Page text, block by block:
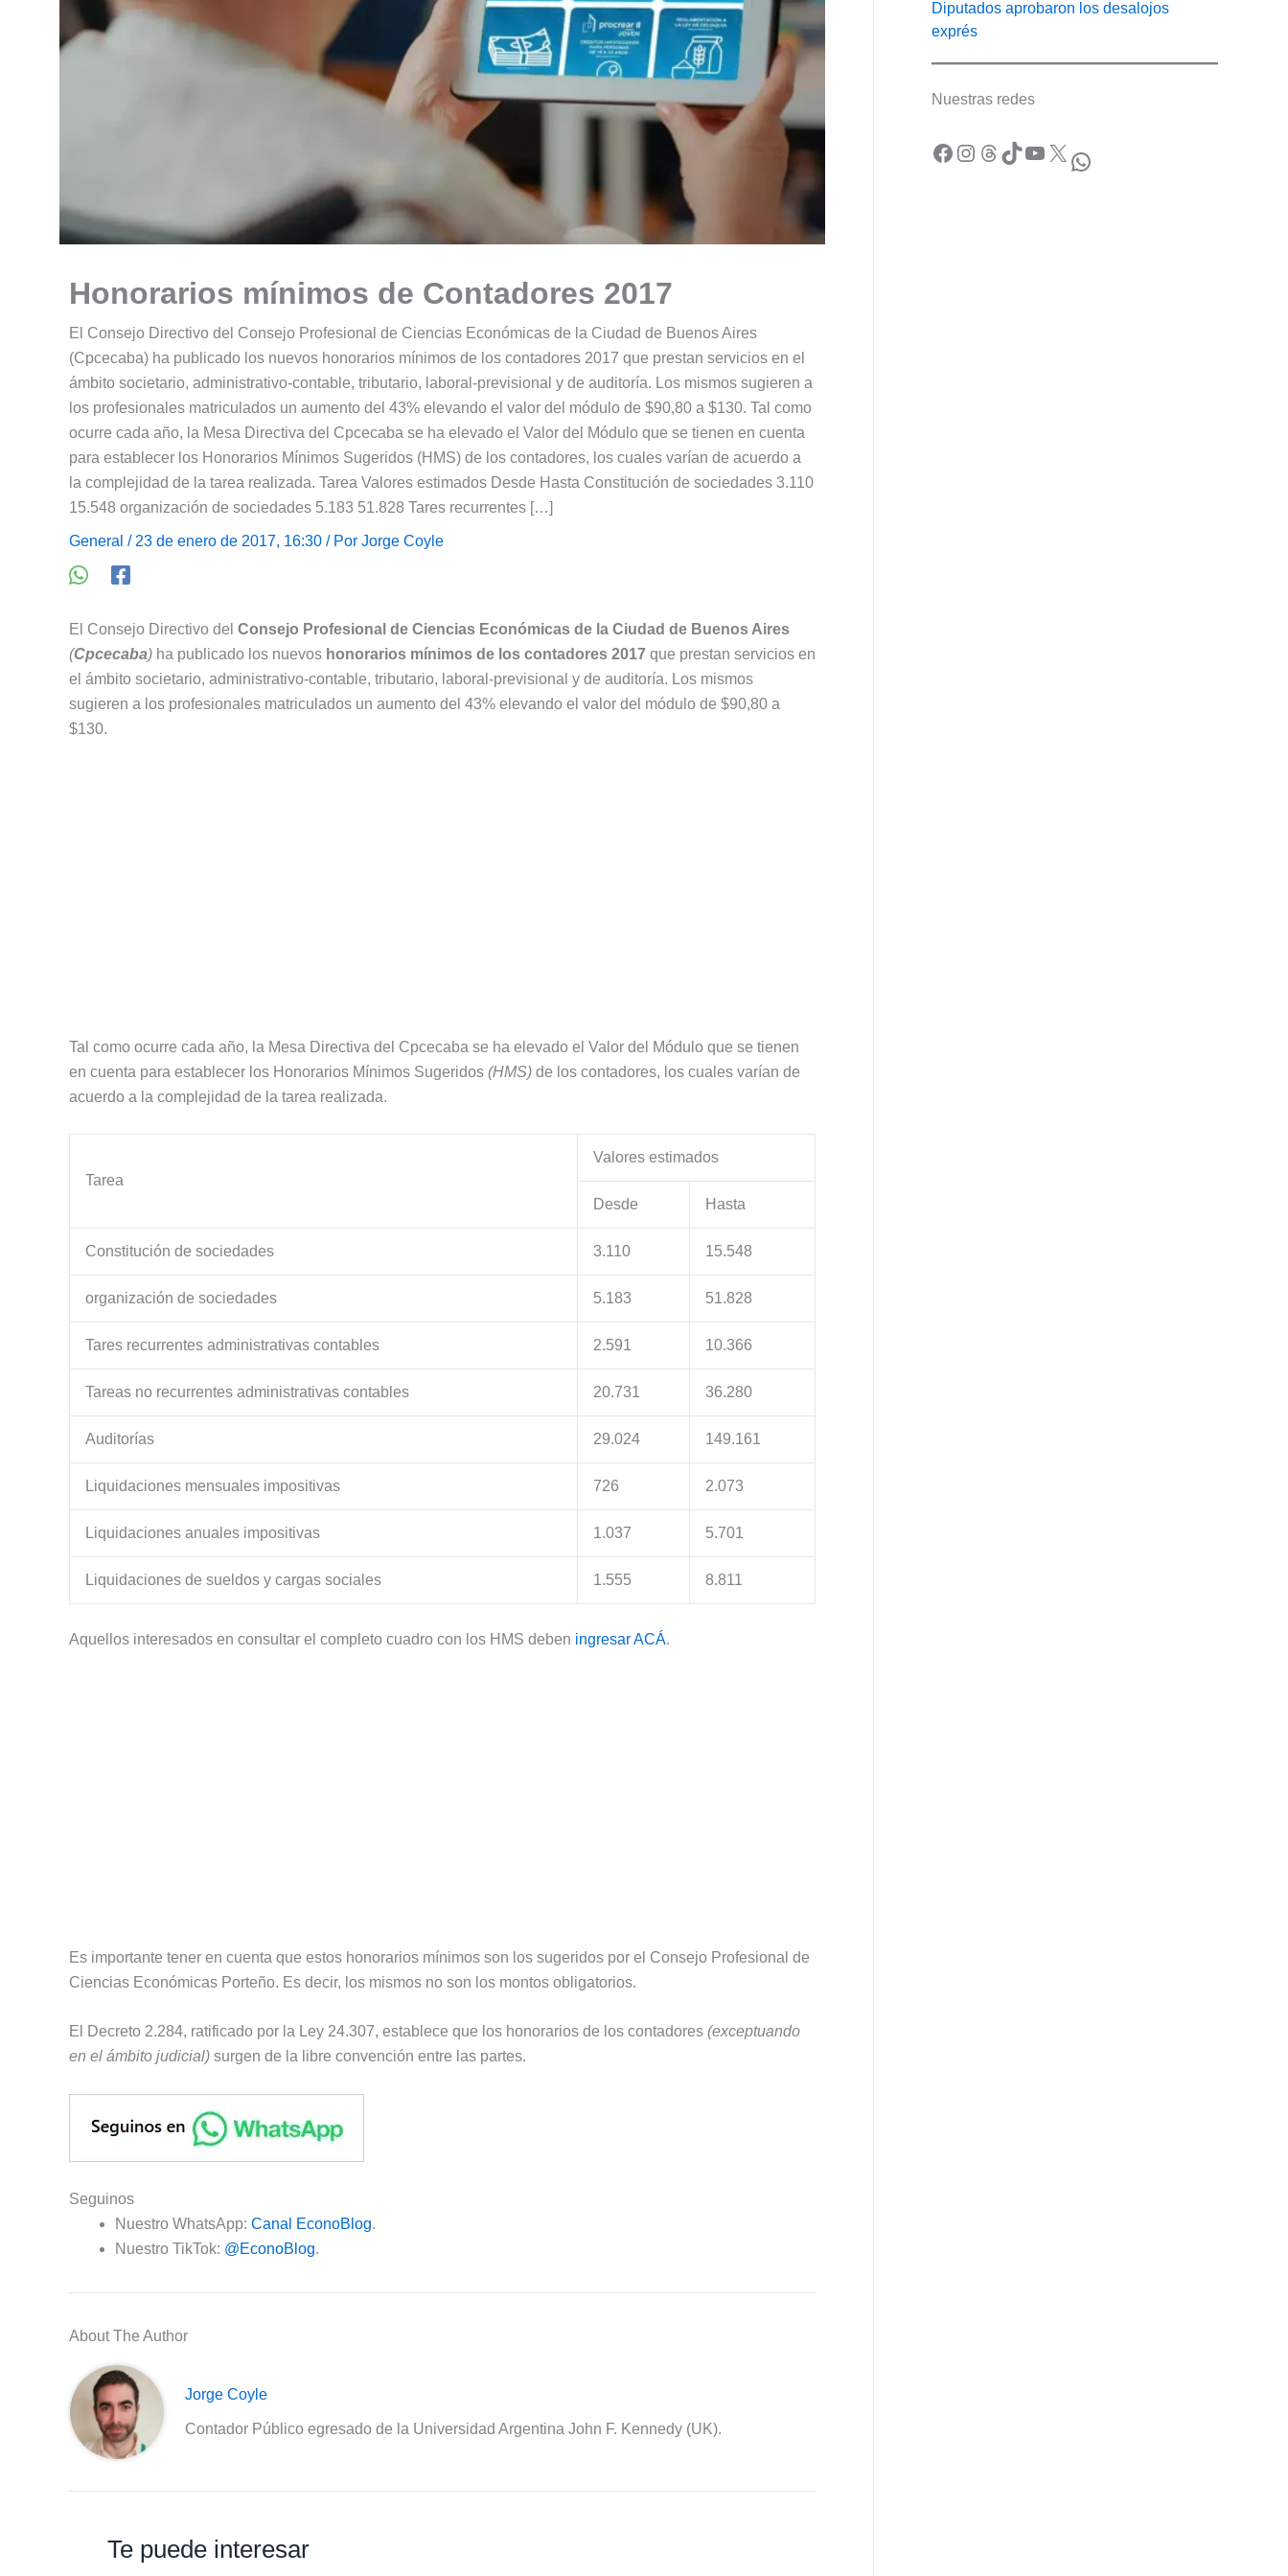
Honorarios mínimos de Contadores 2017
El Consejo Directivo del Consejo Profesional de Ciencias Económicas de la Ciudad de Buenos Aires
(Cpcecaba) ha publicado los nuevos honorarios mínimos de los contadores 2017 que prestan servicios en el
ámbito societario, administrativo-contable, tributario, laboral-previsional y de auditoría. Los mismos sugieren a
los profesionales matriculados un aumento del 43% elevando el valor del módulo de $90,80 a $130. Tal como
ocurre cada año, la Mesa Directiva del Cpcecaba se ha elevado el Valor del Módulo que se tienen en cuenta
para establecer los Honorarios Mínimos Sugeridos (HMS) de los contadores, los cuales varían de acuerdo a
la complejidad de la tarea realizada. Tarea Valores estimados Desde Hasta Constitución de sociedades 3.110
15.548 organización de sociedades 5.183 51.828 Tares recurrentes […]
General / 23 de enero de 2017, 16:30 / Por Jorge Coyle
El Consejo Directivo del Consejo Profesional de Ciencias Económicas de la Ciudad de Buenos Aires
(Cpcecaba) ha publicado los nuevos honorarios mínimos de los contadores 2017 que prestan servicios en
el ámbito societario, administrativo-contable, tributario, laboral-previsional y de auditoría. Los mismos
sugieren a los profesionales matriculados un aumento del 43% elevando el valor del módulo de $90,80 a
$130.
Tal como ocurre cada año, la Mesa Directiva del Cpcecaba se ha elevado el Valor del Módulo que se tienen
en cuenta para establecer los Honorarios Mínimos Sugeridos (HMS) de los contadores, los cuales varían de
acuerdo a la complejidad de la tarea realizada.
Tarea
Valores estimados
Desde Hasta
Constitución de sociedades 3.110 15.548
organización de sociedades 5.183 51.828
Tares recurrentes administrativas contables 2.591 10.366
Tareas no recurrentes administrativas contables 20.731 36.280
Auditorías 29.024 149.161
Liquidaciones mensuales impositivas 726 2.073
Liquidaciones anuales impositivas 1.037 5.701
Liquidaciones de sueldos y cargas sociales 1.555 8.811
Aquellos interesados en consultar el completo cuadro con los HMS deben ingresar ACÁ.
Es importante tener en cuenta que estos honorarios mínimos son los sugeridos por el Consejo Profesional de
Ciencias Económicas Porteño. Es decir, los mismos no son los montos obligatorios.
El Decreto 2.284, ratificado por la Ley 24.307, establece que los honorarios de los contadores (exceptuando
en el ámbito judicial) surgen de la libre convención entre las partes.
Seguinos
Nuestro WhatsApp: Canal EconoBlog.
Nuestro TikTok: @EconoBlog.
About The Author
Jorge Coyle
Contador Público egresado de la Universidad Argentina John F. Kennedy (UK).
Te puede interesar
Diputados aprobaron los desalojos
exprés
Nuestras redes
Facebook Instagram Threads TikTok YouTube X WhatsApp